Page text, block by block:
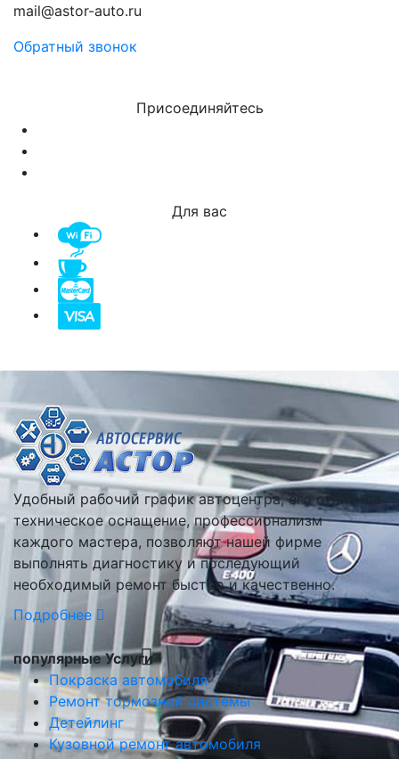
mail@astor-auto.ru
Обратный звонок
Присоединяйтесь
Для вас
Удобный рабочий график автоцентра, его отличное
техническое оснащение, профессионализм
каждого мастера, позволяют нашей фирме
выполнять диагностику и последующий
необходимый ремонт быстро и качественно.
Подробнее
популярные Услуги
Покраска автомобиля
Ремонт тормозной системы
Детейлинг
Кузовной ремонт автомобиля